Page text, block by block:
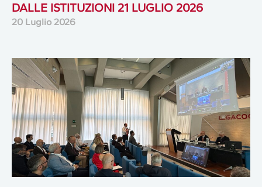
DALLE ISTITUZIONI 21 LUGLIO 2026
20 Luglio 2026